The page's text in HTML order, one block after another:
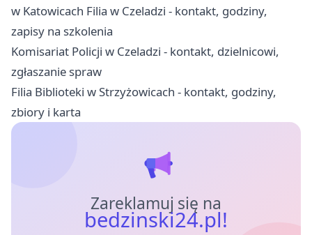
w Katowicach Filia w Czeladzi - kontakt, godziny,
zapisy na szkolenia
Komisariat Policji w Czeladzi - kontakt, dzielnicowi,
zgłaszanie spraw
Filia Biblioteki w Strzyżowicach - kontakt, godziny,
zbiory i karta
Zareklamuj się na
bedzinski24.pl!